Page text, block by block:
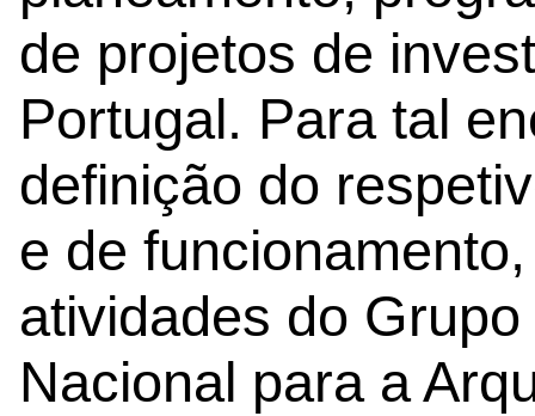
de projetos de
Portugal. Para tal
definição do
e de
atividades do
Nacional para a